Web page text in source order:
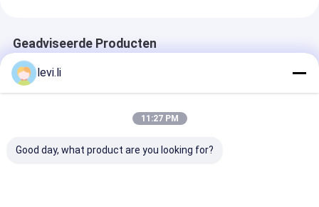
Geadviseerde Producten
levi.li
11:27 PM
Good day, what product are you looking for?